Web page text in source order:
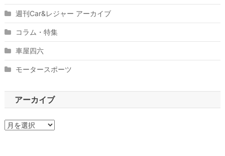
週刊Car&レジャー アーカイブ
コラム・特集
車屋四六
モータースポーツ
アーカイブ
ア